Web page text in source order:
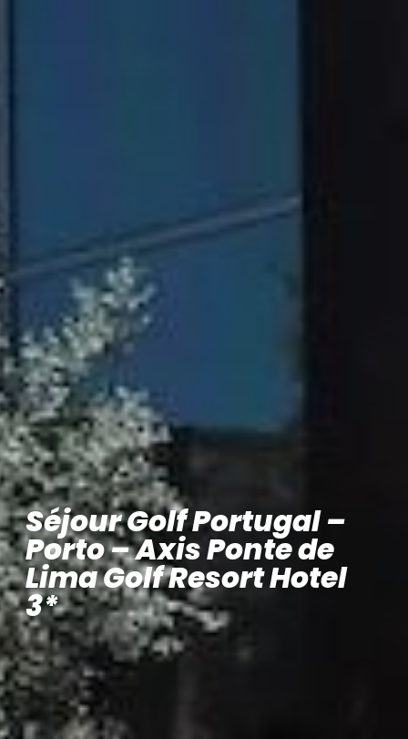
Séjour Golf Portugal –
Porto – Axis Ponte de
Lima Golf Resort Hotel
3*